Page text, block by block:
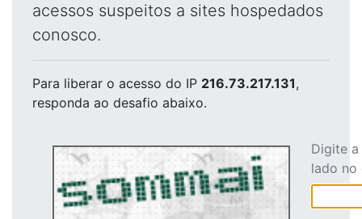
acessos suspeitos a sites hospedados
conosco.
Para liberar o acesso do IP 216.73.217.131,
responda ao desafio abaixo.
Digite
lado no